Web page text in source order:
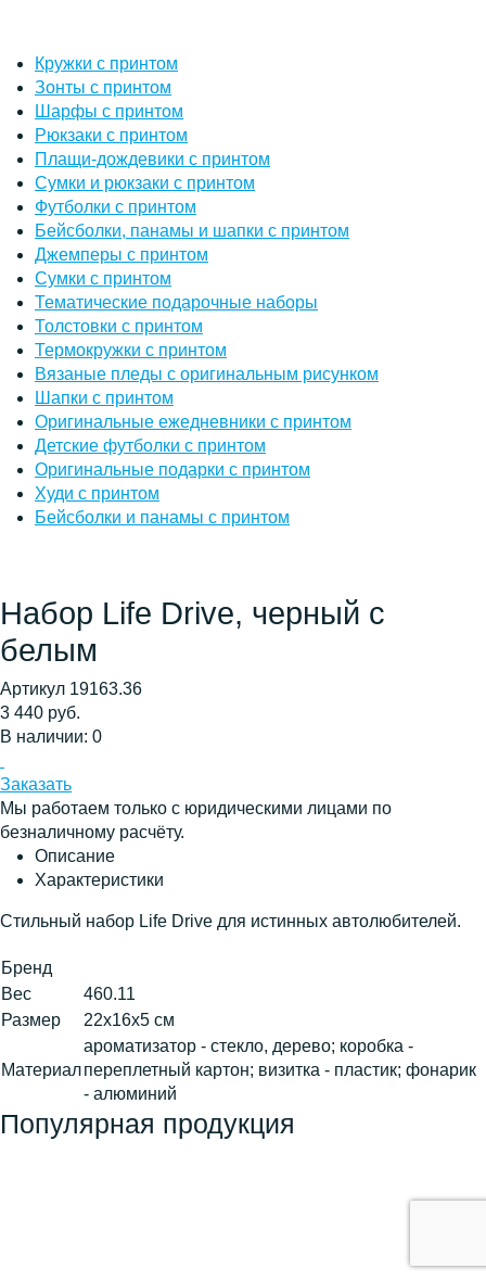
Кружки с принтом
Зонты с принтом
Шарфы с принтом
Рюкзаки с принтом
Плащи-дождевики с принтом
Сумки и рюкзаки с принтом
Футболки с принтом
Бейсболки, панамы и шапки с принтом
Джемперы с принтом
Сумки с принтом
Тематические подарочные наборы
Толстовки с принтом
Термокружки с принтом
Вязаные пледы с оригинальным рисунком
Шапки с принтом
Оригинальные ежедневники с принтом
Детские футболки с принтом
Оригинальные подарки с принтом
Худи с принтом
Бейсболки и панамы с принтом
Набор Life Drive, черный с
белым
Артикул 19163.36
3 440 руб.
В наличии: 0
Заказать
Мы работаем только с юридическими лицами по
безналичному расчёту.
Описание
Характеристики
Стильный набор Life Drive для истинных автолюбителей.
Бренд
Вес
460.11
Размер
22х16х5 см
Материал
ароматизатор - стекло, дерево; коробка -
переплетный картон; визитка - пластик; фонарик
- алюминий
Популярная продукция